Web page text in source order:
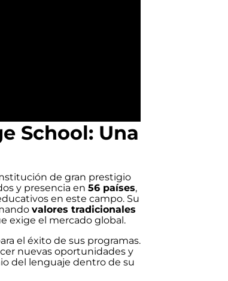
School: Una
de gran prestigio
y presencia en 56 países,
en este campo. Su
valores tradicionales
exige el mercado global.
el éxito de sus programas.
nuevas oportunidades y
del lenguaje dentro de su